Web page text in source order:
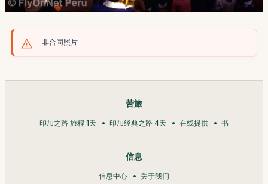
非合同照片
苦旅
印加之路 旅程 1天 印加经典之路 4天 在线提供 书
信息
信息中心 关于我们